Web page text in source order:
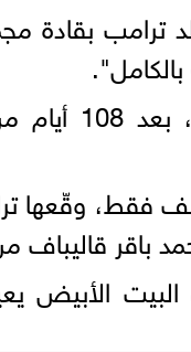
ترامب بقادة
كان ذلك
فقط، وقّعها
قاليباف
البيت الأبيض